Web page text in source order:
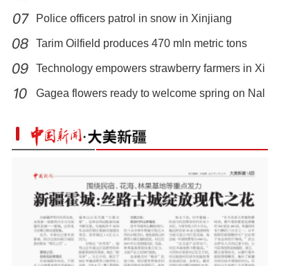
北塔山牧歌：这里牧草丰茂，牛羊肥壮
bloom
Police officers patrol in snow in Xinjiang
Tarim Oilfield produces 470 mln metric tons
Technology empowers strawberry farmers in Xi
Gagea flowers ready to welcome spring on Nal